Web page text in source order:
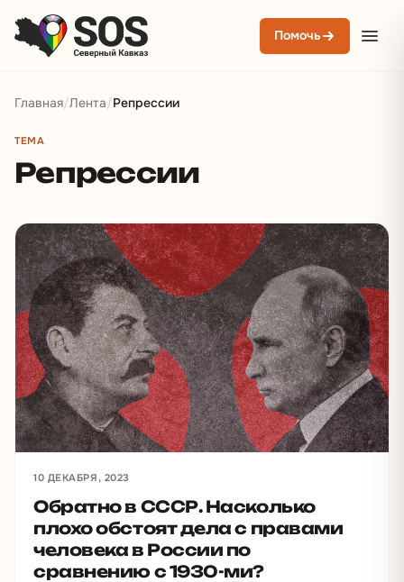
Помочь
Главная/Лента/Репрессии
ТЕМА
Репрессии
10 ДЕКАБРЯ, 2023
Обратно в СССР. Насколько
плохо обстоят дела с правами
человека в России по
сравнению с 1930-ми?